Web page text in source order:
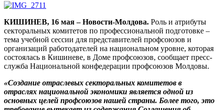
КИШИНЕВ, 16 мая – Новости-Молдова. Роль и атрибуты
секторальных комитетов по профессиональной подготовке –
тема учебной сессии для представителей профсоюзов и
организаций работодателей на национальном уровне, которая
состоялась в Кишиневе, в Доме профсоюзов, сообщает пресс-
служба Национальной конфедерации профсоюзов Молдовы.
«Создание отраслевых секторальных комитетов в
отраслях национальной экономики является одной из
основных целей профсоюзов нашей страны. Более того, это